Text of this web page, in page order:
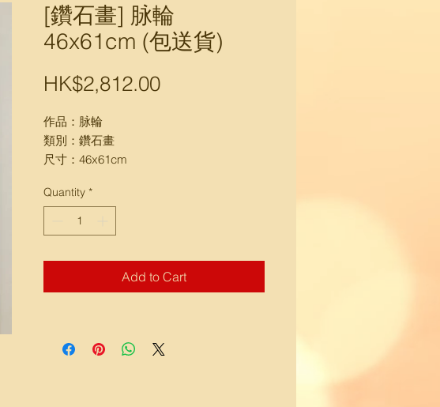
[鑽石畫] 脉輪
46x61cm (包送貨)
HK$2,812.00Price
作品：脉輪
類別：鑽石畫
尺寸：46x61cm
(包送貨, 送樓下馬路邊交收)
Quantity *
Add to Cart